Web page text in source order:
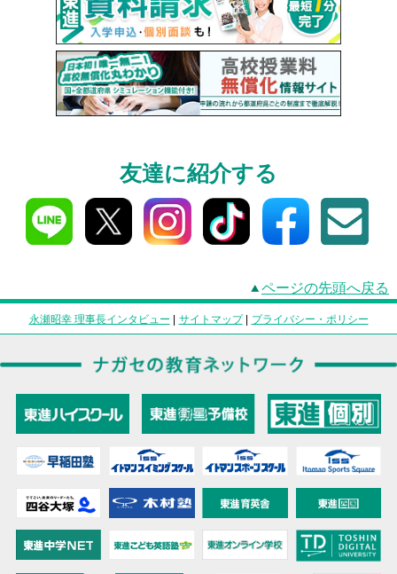
友達に紹介する
ページの先頭へ戻る
永瀬昭幸 理事長インタビュー サイトマップ| プライバシー・ポリシー